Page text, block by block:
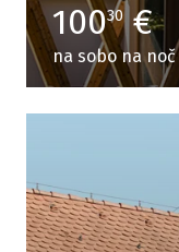
10030€
na sobo na noč